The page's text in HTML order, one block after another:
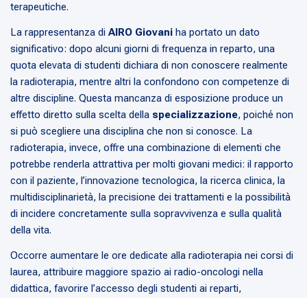
terapeutiche.
La rappresentanza di AIRO Giovani ha portato un dato
significativo: dopo alcuni giorni di frequenza in reparto, una
quota elevata di studenti dichiara di non conoscere realmente
la radioterapia, mentre altri la confondono con competenze di
altre discipline. Questa mancanza di esposizione produce un
effetto diretto sulla scelta della specializzazione, poiché non
si può scegliere una disciplina che non si conosce. La
radioterapia, invece, offre una combinazione di elementi che
potrebbe renderla attrattiva per molti giovani medici: il rapporto
con il paziente, l’innovazione tecnologica, la ricerca clinica, la
multidisciplinarietà, la precisione dei trattamenti e la possibilità
di incidere concretamente sulla sopravvivenza e sulla qualità
della vita.
Occorre aumentare le ore dedicate alla radioterapia nei corsi di
laurea, attribuire maggiore spazio ai radio-oncologi nella
didattica, favorire l’accesso degli studenti ai reparti,